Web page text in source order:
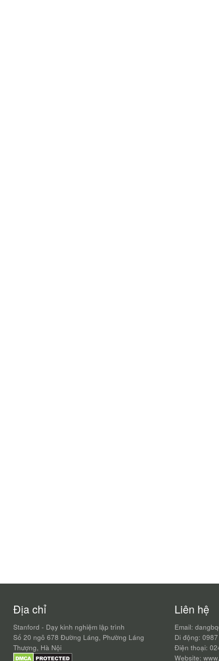
Địa chỉ
Stanford - Dạy kinh nghiệm lập trình
Số 20 ngõ 678 Đường Láng, Phường Láng
Thượng, Hà Nội
Liên hệ
Email:
Di động:
Điện thoại:
Website: